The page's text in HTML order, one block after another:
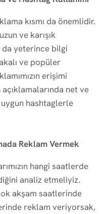
kısmı da önemlidir.
ve karışık
da yeterince bilgi
ve popüler
erişimi
açıklamalarında net ve
hashtaglerle
Reklam Vermek
hangi saatlerde
analiz etmeliyiz.
akşam saatlerinde
reklam veriyorsak,